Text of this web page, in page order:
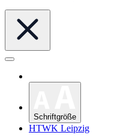
Schriftgröße
HTWK Leipzig